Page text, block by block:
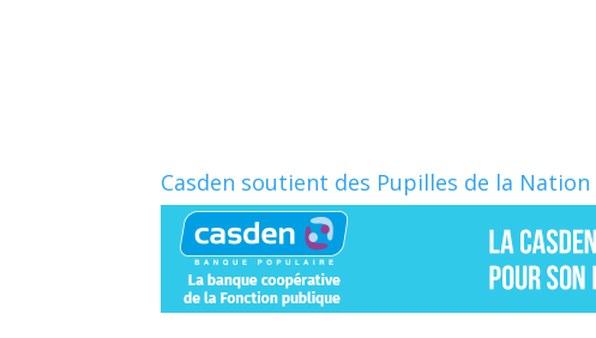
Casden soutient des Pupilles de la